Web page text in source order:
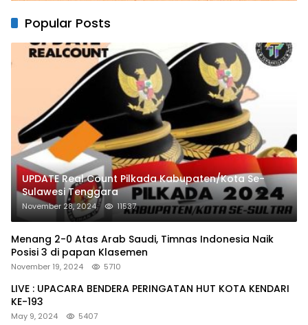
Popular Posts
UPDATE Real Count Pilkada Kabupaten/Kota Se-
Sulawesi Tenggara
November 28, 2024 11537
Menang 2-0 Atas Arab Saudi, Timnas Indonesia Naik
Posisi 3 di papan Klasemen
November 19, 2024 5710
LIVE : UPACARA BENDERA PERINGATAN HUT KOTA KENDARI
KE-193
May 9, 2024 5407